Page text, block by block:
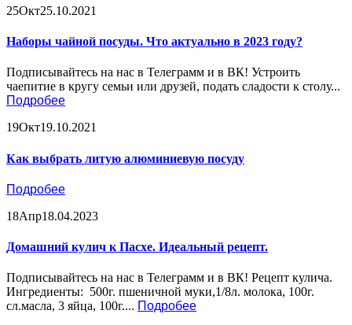
25Окт25.10.2021
Наборы чайной посуды. Что актуально в 2023 году?
Подписывайтесь на нас в Телеграмм и в ВК! Устроить
чаепитие в кругу семьи или друзей, подать сладости к столу...
Подробее
19Окт19.10.2021
Как выбрать литую алюминиевую посуду
Подробее
18Апр18.04.2023
Домашний кулич к Пасхе. Идеальный рецепт.
Подписывайтесь на нас в Телеграмм и в ВК! Рецепт кулича.
Ингредиенты: 500г. пшеничной муки,1/8л. молока, 100г.
сл.масла, 3 яйца, 100г.... Подробее